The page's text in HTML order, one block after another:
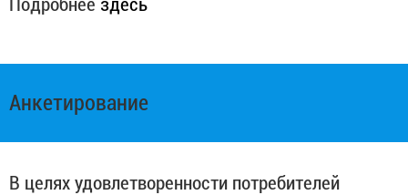
Анкетирование
В целях удовлетворенности потребителей